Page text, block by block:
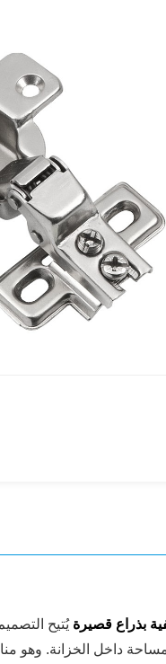
بذراع قصيرةيُتيح
داخل الخزانة.